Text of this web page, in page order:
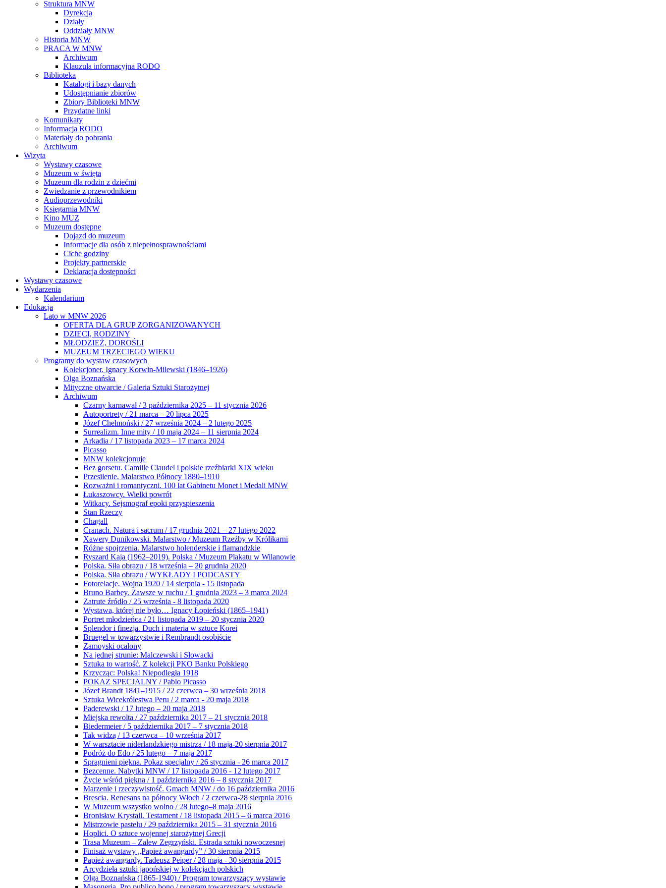
Struktura MNW
Dyrekcja
Działy
Oddziały MNW
Historia MNW
PRACA W MNW
Archiwum
Klauzula informacyjna RODO
Biblioteka
Katalogi i bazy danych
Udostępnianie zbiorów
Zbiory Biblioteki MNW
Przydatne linki
Komunikaty
Informacja RODO
Materiały do pobrania
Archiwum
Wizyta
Wystawy czasowe
Muzeum w święta
Muzeum dla rodzin z dziećmi
Zwiedzanie z przewodnikiem
Audioprzewodniki
Księgarnia MNW
Kino MUZ
Muzeum dostępne
Dojazd do muzeum
Informacje dla osób z niepełnosprawnościami
Ciche godziny
Projekty partnerskie
Deklaracja dostępności
Wystawy czasowe
Wydarzenia
Kalendarium
Edukacja
Lato w MNW 2026
OFERTA DLA GRUP ZORGANIZOWANYCH
DZIECI, RODZINY
MŁODZIEŻ, DOROŚLI
MUZEUM TRZECIEGO WIEKU
Programy do wystaw czasowych
Kolekcjoner. Ignacy Korwin-Milewski (1846–1926)
Olga Boznańska
Mityczne otwarcie / Galeria Sztuki Starożytnej
Archiwum
Czarny karnawał / 3 października 2025 – 11 stycznia 2026
Autoportrety / 21 marca – 20 lipca 2025
Józef Chełmoński / 27 września 2024 – 2 lutego 2025
Surrealizm. Inne mity / 10 maja 2024 – 11 sierpnia 2024
Arkadia / 17 listopada 2023 – 17 marca 2024
Picasso
MNW kolekcjonuje
Bez gorsetu. Camille Claudel i polskie rzeźbiarki XIX wieku
Przesilenie. Malarstwo Północy 1880–1910
Rozważni i romantyczni. 100 lat Gabinetu Monet i Medali MNW
Łukaszowcy. Wielki powrót
Witkacy. Sejsmograf epoki przyspieszenia
Stan Rzeczy
Chagall
Cranach. Natura i sacrum / 17 grudnia 2021 – 27 lutego 2022
Xawery Dunikowski. Malarstwo / Muzeum Rzeźby w Królikarni
Różne spojrzenia. Malarstwo holenderskie i flamandzkie
Ryszard Kaja (1962–2019). Polska / Muzeum Plakatu w Wilanowie
Polska. Siła obrazu / 18 września – 20 grudnia 2020
Polska. Siła obrazu / WYKŁADY I PODCASTY
Fotorelacje. Wojna 1920 / 14 sierpnia - 15 listopada
Bruno Barbey. Zawsze w ruchu / 1 grudnia 2023 – 3 marca 2024
Zatrute źródło / 25 września - 8 listopada 2020
Wystawa, której nie było… Ignacy Łopieński (1865–1941)
Portret młodzieńca / 21 listopada 2019 – 20 stycznia 2020
Splendor i finezja. Duch i materia w sztuce Korei
Bruegel w towarzystwie i Rembrandt osobiście
Zamoyski ocalony
Na jednej strunie: Malczewski i Słowacki
Sztuka to wartość. Z kolekcji PKO Banku Polskiego
Krzycząc: Polska! Niepodległa 1918
POKAZ SPECJALNY / Pablo Picasso
Józef Brandt 1841–1915 / 22 czerwca – 30 września 2018
Sztuka Wicekrólestwa Peru / 2 marca - 20 maja 2018
Paderewski / 17 lutego – 20 maja 2018
Miejska rewolta / 27 października 2017 – 21 stycznia 2018
Biedermeier / 5 października 2017 – 7 stycznia 2018
Tak widzą / 13 czerwca – 10 września 2017
W warsztacie niderlandzkiego mistrza / 18 maja-20 sierpnia 2017
Podróż do Edo / 25 lutego – 7 maja 2017
Spragnieni piękna. Pokaz specjalny / 26 stycznia - 26 marca 2017
Bezcenne. Nabytki MNW / 17 listopada 2016 - 12 lutego 2017
Życie wśród piękna / 1 października 2016 – 8 stycznia 2017
Marzenie i rzeczywistość. Gmach MNW / do 16 października 2016
Brescia. Renesans na północy Włoch / 2 czerwca-28 sierpnia 2016
W Muzeum wszystko wolno / 28 lutego–8 maja 2016
Bronisław Krystall. Testament / 18 listopada 2015 – 6 marca 2016
Mistrzowie pastelu / 29 października 2015 – 31 stycznia 2016
Hoplici. O sztuce wojennej starożytnej Grecji
Trasa Muzeum – Zalew Zegrzyński. Estrada sztuki nowoczesnej
Finisaż wystawy „Papież awangardy” / 30 sierpnia 2015
Papież awangardy. Tadeusz Peiper / 28 maja - 30 sierpnia 2015
Arcydzieła sztuki japońskiej w kolekcjach polskich
Olga Boznańska (1865-1940) / Program towarzyszący wystawie